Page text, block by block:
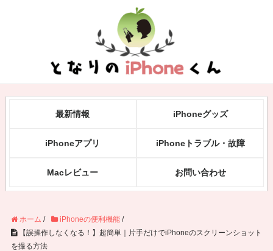
最新情報 iPhoneグッズ
iPhoneアプリ iPhoneトラブル・故障
Macレビュー お問い合わせ
ホーム / iPhoneの便利機能 /
【誤操作しなくなる！】超簡単｜片手だけでiPhoneのスクリーンショット
を撮る方法